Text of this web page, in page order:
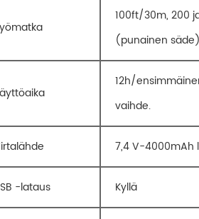
100ft/30m, 200
(punainen säde)
12h/
vaihde.
7,4 V-4000mAh
-lataus Kyllä